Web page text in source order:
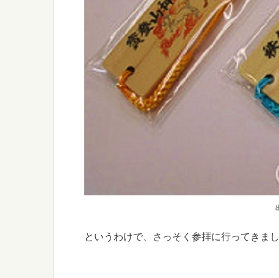
というわけで、さっそく参拝に行ってきまし